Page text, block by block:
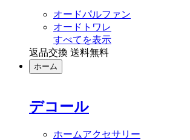
オードパルファン
オードトワレ
すべてを表示
返品交換 送料無料
ホーム
デコール
ホームアクセサリー